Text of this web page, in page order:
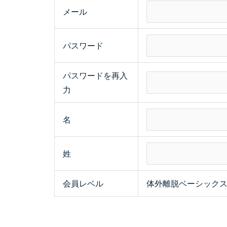
メール
パスワード
パスワードを再入
力
名
姓
会員レベル 体外離脱ベーシックス